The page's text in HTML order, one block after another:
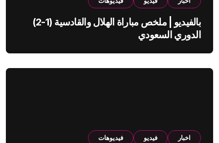
بالفيديو | ملخص مباراة الهلال والقادسية (1-2)
الدوري السعودي
اخبار فيديو فيديوهات